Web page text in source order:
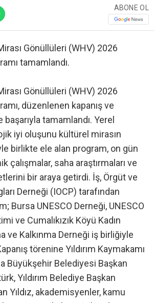
ABONE OL
Gönüllüleri (WHV) 2026
tamamlandı.
Gönüllüleri (WHV) 2026
düzenlenen kapanış ve
tamamlandı. Yerel
iyi oluşunu kültürel mirasın
birlikte ele alan program, on gün
çalışmalar, saha araştırmaları ve
bir araya getirdi. İş, Örgüt ve
Derneği (IOCP) tarafından
Bursa UNESCO Derneği, UNESCO
ve Cumalıkızık Köyü Kadın
ve Kalkınma Derneği iş birliğiyle
törenine Yıldırım Kaymakamı
Büyükşehir Belediyesi Başkan
Yıldırım Belediye Başkan
Yıldız, akademisyenler, kamu